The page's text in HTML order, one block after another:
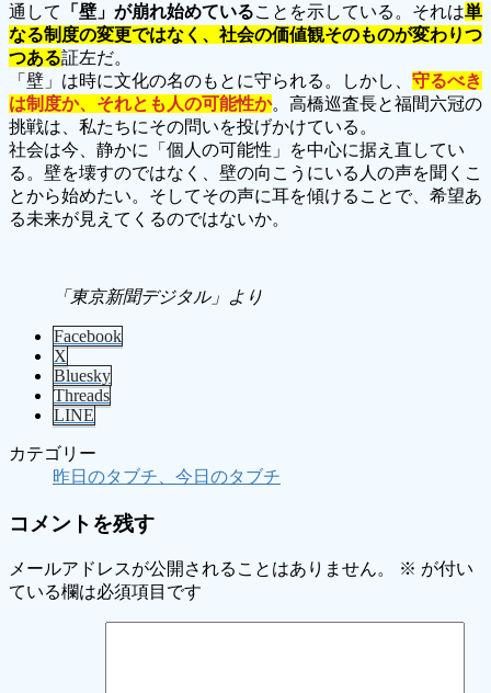
通して
「壁」が崩れ始めていることを示している。それは単
なる制度の変更ではなく、社会の価値観そのものが変わりつ
つある証左だ。
「壁」は時に文化の名のもとに守られる。しかし、 守るべき
は制度か、それとも人の可能性か。高橋巡査長と福間六冠の
挑戦は、私たちにその問いを投げかけている。
社会は今、静かに「個人の可能性」を中心に据え直してい
る。壁を壊すのではなく、壁の向こうにいる人の声を聞くこ
とから始めたい。そしてその声に耳を傾けることで、希望あ
る未来が見えてくるのではないか。
「東京新聞デジタル」より
Facebook
X
Bluesky
Threads
LINE
カテゴリー
昨日のタブチ、今日のタブチ
コメントを残す
メールアドレスが公開されることはありません。 ※ が付い
ている欄は必須項目です